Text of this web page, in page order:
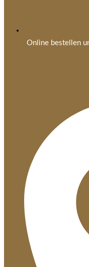
Online bestellen